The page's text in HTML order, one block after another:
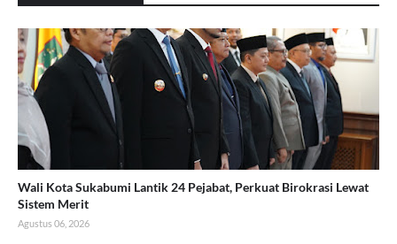
Wali Kota Sukabumi Lantik 24 Pejabat, Perkuat Birokrasi Lewat
Sistem Merit
Agustus 06, 2026